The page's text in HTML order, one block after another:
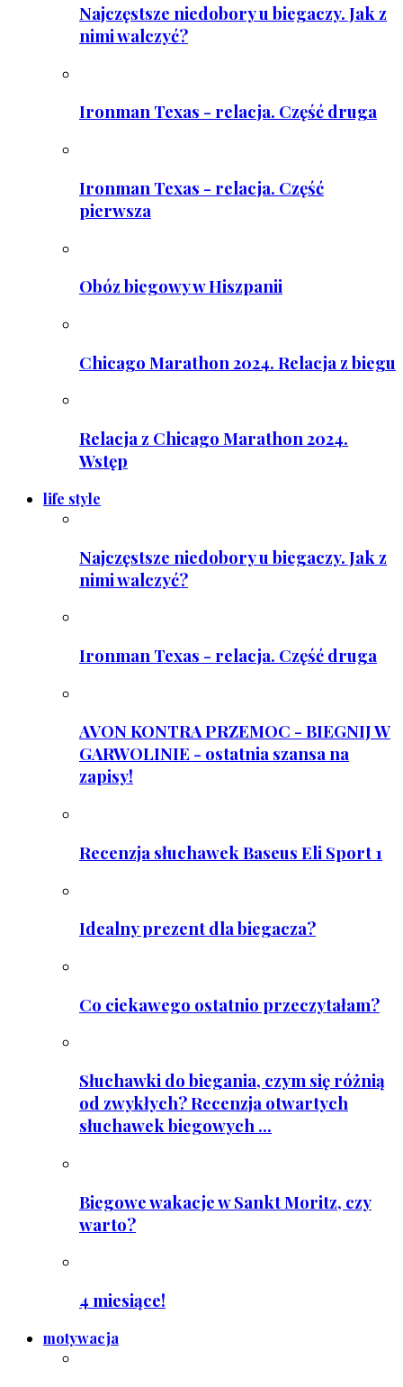
Najczęstsze niedobory u biegaczy. Jak z
nimi walczyć?
Ironman Texas - relacja. Część druga
Ironman Texas - relacja. Część
pierwsza
Obóz biegowy w Hiszpanii
Chicago Marathon 2024. Relacja z biegu
Relacja z Chicago Marathon 2024.
Wstęp
life style
Najczęstsze niedobory u biegaczy. Jak z
nimi walczyć?
Ironman Texas - relacja. Część druga
AVON KONTRA PRZEMOC - BIEGNIJ W
GARWOLINIE - ostatnia szansa na
zapisy!
Recenzja słuchawek Baseus Eli Sport 1
Idealny prezent dla biegacza?
Co ciekawego ostatnio przeczytałam?
Słuchawki do biegania, czym się różnią
od zwykłych? Recenzja otwartych
słuchawek biegowych ...
Biegowe wakacje w Sankt Moritz, czy
warto?
4 miesiące!
motywacja